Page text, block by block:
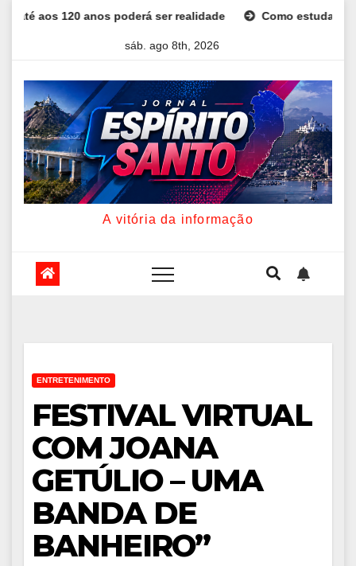
ser realidade Como estudar para o Enem: guia
sáb. ago 8th, 2026
A vitória da informação
ENTRETENIMENTO
FESTIVAL VIRTUAL
COM JOANA
GETÚLIO – UMA
BANDA DE
BANHEIRO”